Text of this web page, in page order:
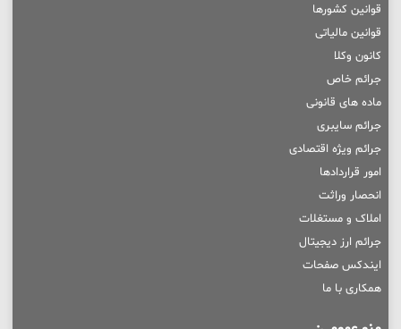
قوانین کشورها
قوانین مالیاتی
کانون وکلا
جرائم خاص
ماده های قانونی
جرائم سایبری
جرائم ویژه اقتصادی
امور قراردادها
انحصار وراثت
املاک و مستغلات
جرائم ارز دیجیتال
ایندکس صفحات
همکاری با ما